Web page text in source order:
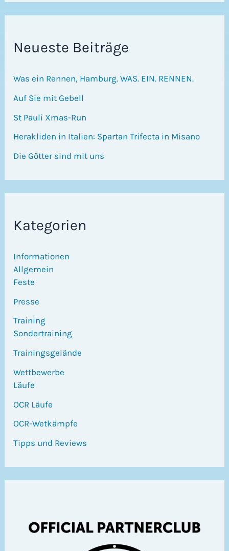
Neueste Beiträge
Was ein Rennen, Hamburg. WAS. EIN. RENNEN.
Auf Sie mit Gebell
St Pauli Xmas-Run
Herakliden in Italien: Spartan Trifecta in Misano
Die Götter sind mit uns
Kategorien
Informationen
Allgemein
Feste
Presse
Training
Sondertraining
Trainingsgelände
Wettbewerbe
Läufe
OCR Läufe
OCR-Wetkämpfe
Tipps und Reviews